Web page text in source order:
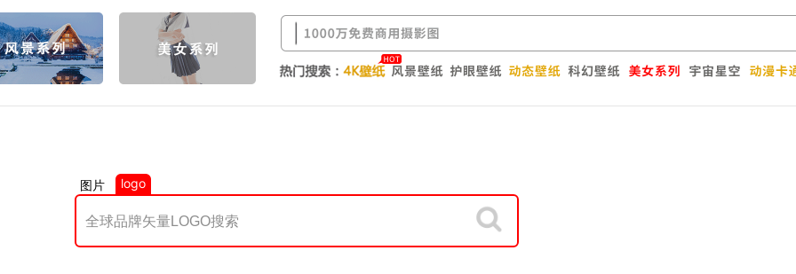
图片 logo